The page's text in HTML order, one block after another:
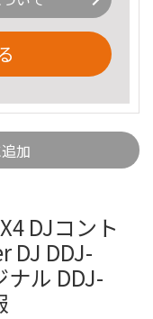
加
DJコント
DJ DDJ-
ナル DDJ-